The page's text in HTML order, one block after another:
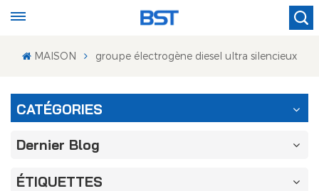
MAISON groupe électrogène diesel ultra silencieux
CATÉGORIES
Dernier Blog
ÉTIQUETTES